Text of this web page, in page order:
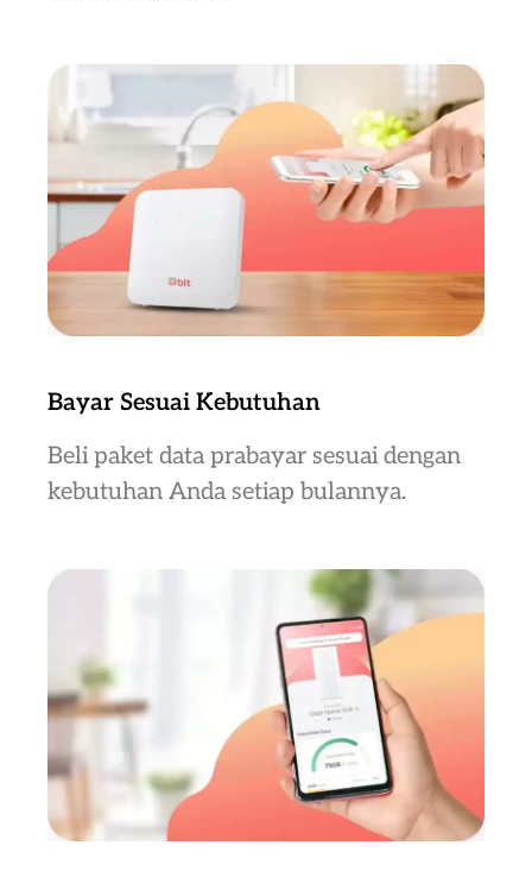
Bayar Sesuai Kebutuhan
Beli paket data prabayar sesuai dengan
kebutuhan Anda setiap bulannya.